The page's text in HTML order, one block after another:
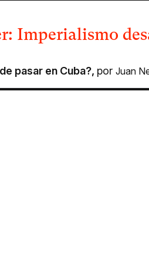
Imperialismo
pasar en Cuba?, por Juan